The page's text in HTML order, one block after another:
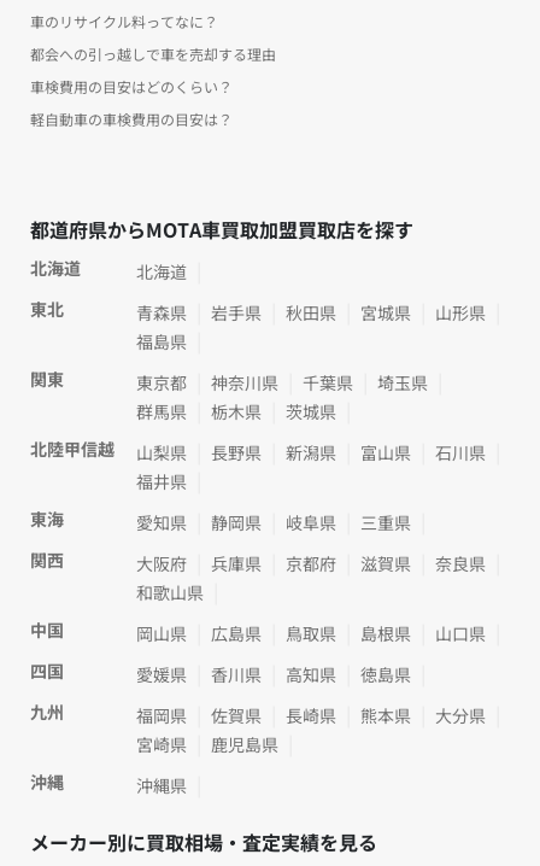
車のリサイクル料ってなに？
都会への引っ越しで車を売却する理由
車検費用の目安はどのくらい？
軽自動車の車検費用の目安は？
都道府県からMOTA車買取加盟買取店を探す
北海道
北海道
東北
青森県 岩手県 秋田県 宮城県
山形県
福島県
関東
東京都 神奈川県 千葉県
埼玉県
群馬県
栃木県
茨城県
北陸甲信越
山梨県 長野県 新潟県 富山県
石川県
福井県
東海
愛知県 静岡県 岐阜県
三重県
関西
大阪府 兵庫県 京都府 滋賀県
奈良県
和歌山県
中国
岡山県 広島県 鳥取県 島根県
山口県
四国
愛媛県 香川県 高知県
徳島県
九州
福岡県 佐賀県 長崎県 熊本県
大分県
宮崎県
鹿児島県
沖縄
沖縄県
メーカー別に買取相場・査定実績を見る